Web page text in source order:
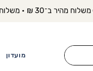
מועדון